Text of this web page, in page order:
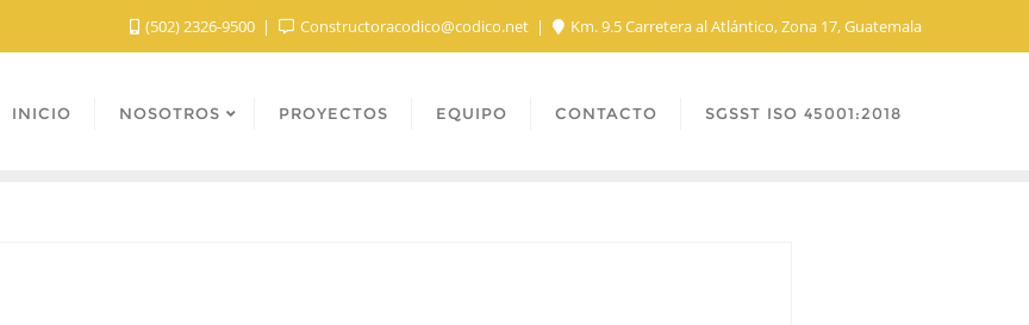
(502) 2326-9500 Constructoracodico@codico.net Km. 9.5 Carretera al Atlántico, Zona 17, Guatemala
INICIO NOSOTROS PROYECTOS EQUIPO CONTACTO SGSST ISO 45001:2018